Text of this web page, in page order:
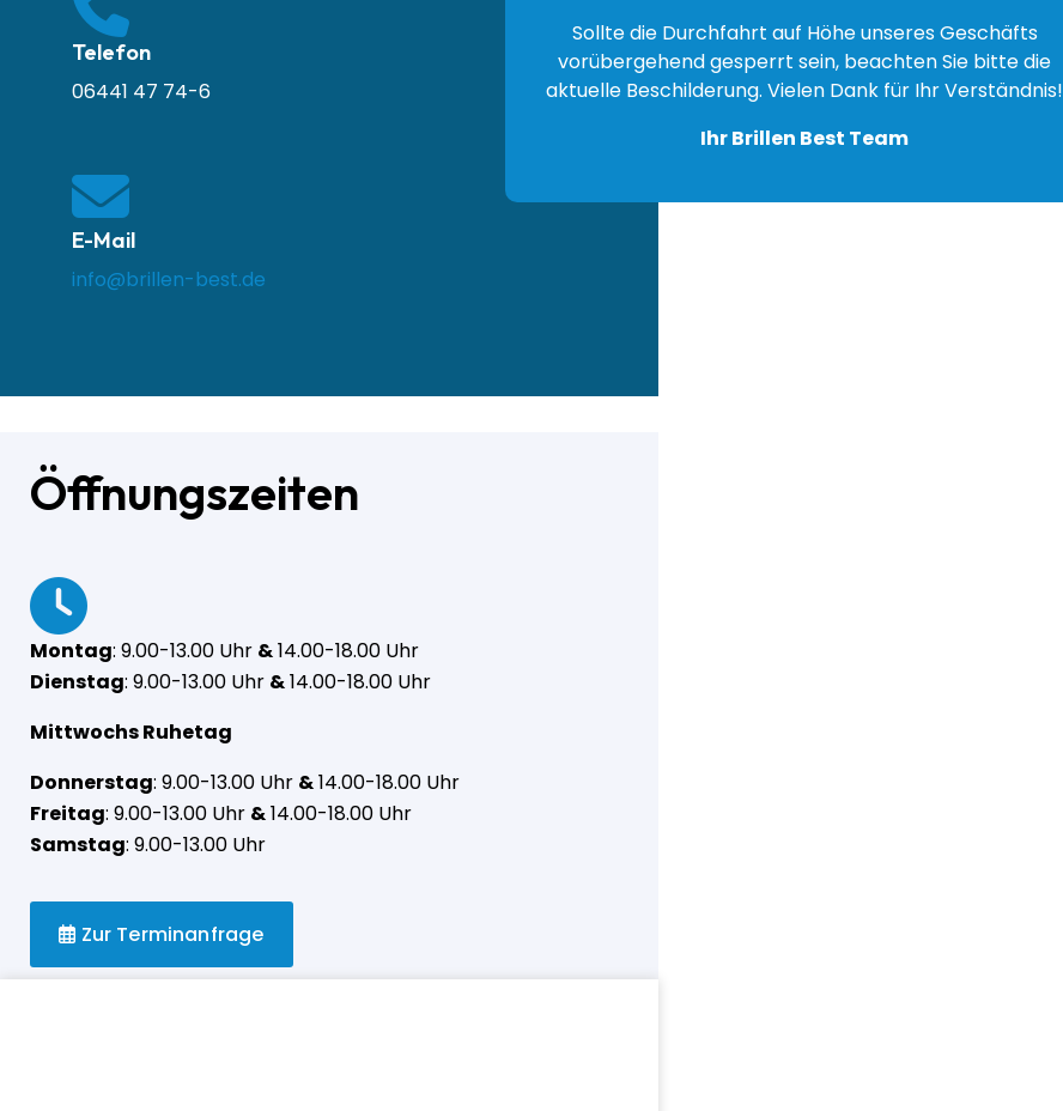
Telefon
06441 47 74-6
E-Mail
info@brillen-best.de
Öffnungszeiten
Montag: 9.00-13.00 Uhr &14.00-18.00 Uhr
Dienstag: 9.00-13.00 Uhr &14.00-18.00 Uhr
Mittwochs Ruhetag
Donnerstag: 9.00-13.00 Uhr &14.00-18.00 Uhr
Freitag: 9.00-13.00 Uhr &14.00-18.00 Uhr
Samstag: 9.00-13.00 Uhr
Zur Terminanfrage
Sollte die Durchfahrt auf Höhe unseres Geschäfts
vorübergehend gesperrt sein, beachten Sie bitte die
aktuelle Beschilderung. Vielen Dank für Ihr Verständnis!
Ihr Brillen Best Team